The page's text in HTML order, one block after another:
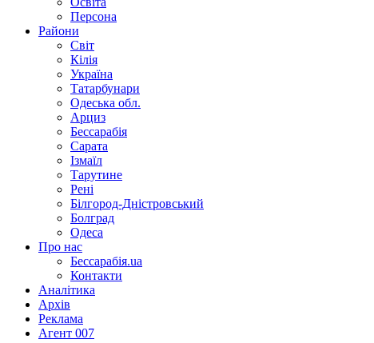
Персона
Райони
Світ
Кілія
Україна
Татарбунари
Одеська обл.
Арциз
Бессарабія
Сарата
Ізмаїл
Тарутине
Рені
Білгород-Дністровський
Болград
Одеса
Про нас
Бессарабія.ua
Контакти
Аналітика
Архів
Реклама
Агент 007